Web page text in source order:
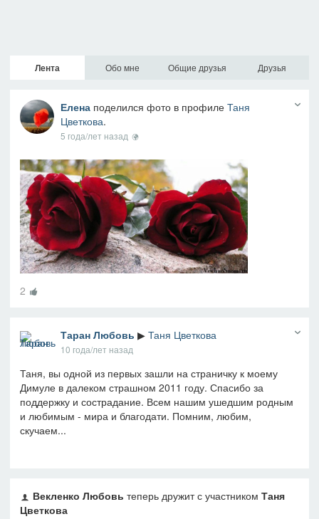
Лента Обо мне Общие друзья Друзья
Еленаподелился фото в профиле Таня
Цветкова.
5 года/лет назад
2
Таран Любовь ▶ Таня Цветкова
10 года/лет назад
Таня, вы одной из первых зашли на страничку к моему
Димуле в далеком страшном 2011 году. Спасибо за
поддержку и сострадание. Всем нашим ушедшим родным
и любимым - мира и благодати. Помним, любим,
скучаем...
Векленко Любовь теперь дружит с участником Таня
Цветкова